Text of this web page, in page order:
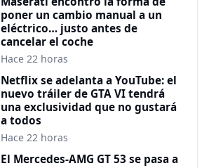
poner un cambio manual a un
eléctrico… justo antes de
cancelar el coche
Hace 22 horas
Netflix se adelanta a YouTube: el
nuevo tráiler de GTA VI tendrá
una exclusividad que no gustará
a todos
Hace 22 horas
El Mercedes-AMG GT 53 se pasa a